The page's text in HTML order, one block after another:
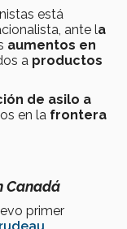
está
ante la
aumentos en
a productos
de asilo a
en la frontera
Canadá
primer